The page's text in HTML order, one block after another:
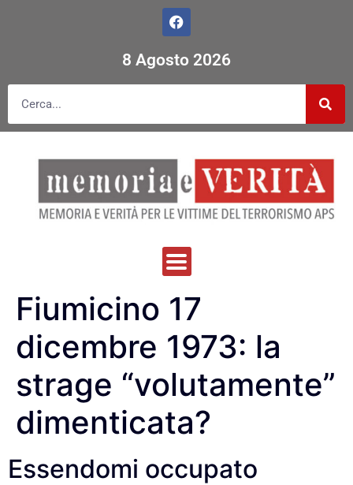
8 Agosto 2026
Fiumicino 17
dicembre 1973: la
strage “volutamente”
dimenticata?
Essendomi occupato